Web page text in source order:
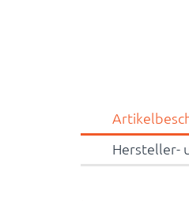
Hersteller-